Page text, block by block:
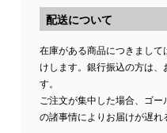
配送について
在庫がある商品につきまし
けします。銀行振込の方は
す。
ご注文が集中した場合、ゴ
の諸事情によりお届けが遅れ